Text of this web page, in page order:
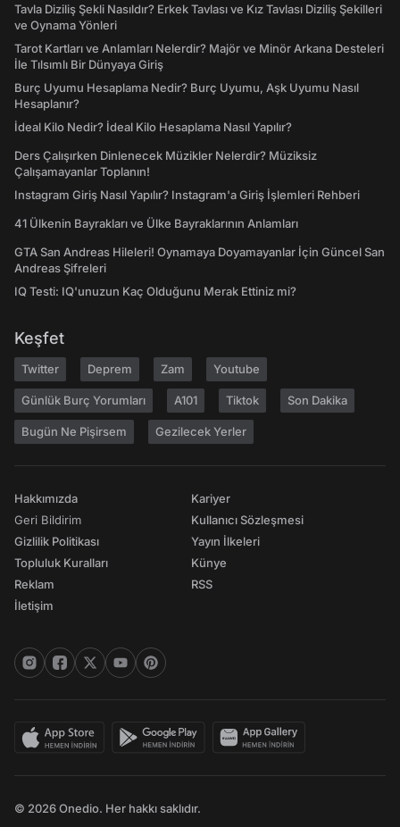
Tavla Diziliş Şekli Nasıldır? Erkek Tavlası ve Kız Tavlası Diziliş Şekilleri
ve Oynama Yönleri
Tarot Kartları ve Anlamları Nelerdir? Majör ve Minör Arkana Desteleri
İle Tılsımlı Bir Dünyaya Giriş
Burç Uyumu Hesaplama Nedir? Burç Uyumu, Aşk Uyumu Nasıl
Hesaplanır?
İdeal Kilo Nedir? İdeal Kilo Hesaplama Nasıl Yapılır?
Ders Çalışırken Dinlenecek Müzikler Nelerdir? Müziksiz
Çalışamayanlar Toplanın!
Instagram Giriş Nasıl Yapılır? Instagram'a Giriş İşlemleri Rehberi
41 Ülkenin Bayrakları ve Ülke Bayraklarının Anlamları
GTA San Andreas Hileleri! Oynamaya Doyamayanlar İçin Güncel San
Andreas Şifreleri
IQ Testi: IQ'unuzun Kaç Olduğunu Merak Ettiniz mi?
Keşfet
Twitter Deprem Zam Youtube
Günlük Burç Yorumları A101 Tiktok Son Dakika
Bugün Ne Pişirsem Gezilecek Yerler
Hakkımızda
Geri Bildirim
Gizlilik Politikası
Topluluk Kuralları
Reklam
İletişim
Kariyer
Kullanıcı Sözleşmesi
Yayın İlkeleri
Künye
RSS
© 2026 Onedio. Her hakkı saklıdır.